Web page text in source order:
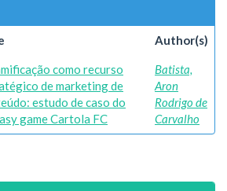
Author(s)
como recurso
de marketing de
estudo de caso do
game Cartola FC
Batista,
Aron
Rodrigo de
Carvalho